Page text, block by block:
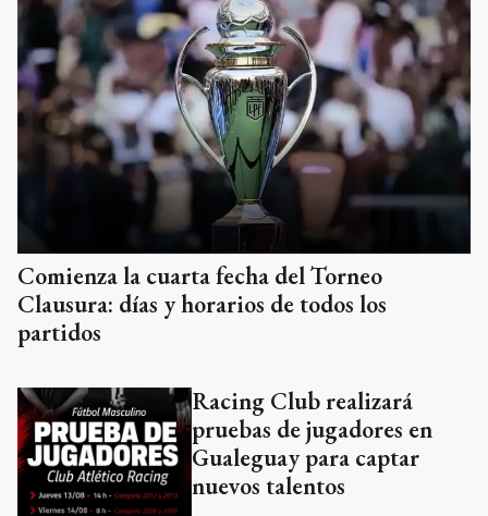
Comienza la cuarta fecha del Torneo
Clausura: días y horarios de todos los
partidos
Racing Club realizará
pruebas de jugadores en
Gualeguay para captar
nuevos talentos